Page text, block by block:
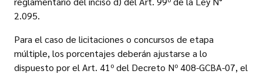
2.095.
Para el caso de licitaciones o concursos de etapa
múltiple, los porcentajes deberán ajustarse a lo
dispuesto por el Art. 41º del Decreto Nº 408-GCBA-07, el